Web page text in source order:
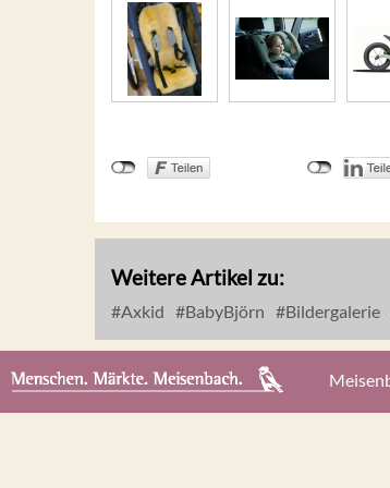
Weitere Artikel zu:
Axkid BabyBjörn Bildergalerie